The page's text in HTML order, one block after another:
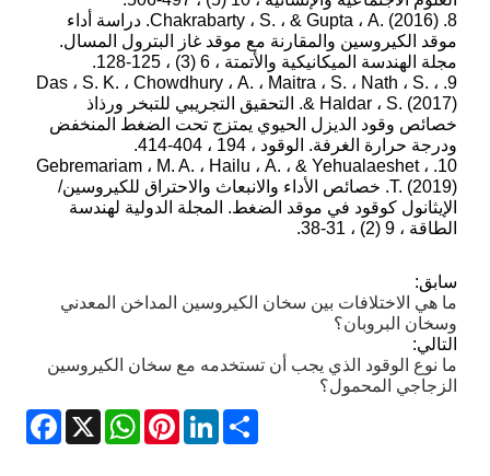
8. Chakrabarty ، S. ، & Gupta ، A. (2016). دراسة أداء
موقد الكيروسين والمقارنة مع موقد غاز البترول المسال.
مجلة الهندسة الميكانيكية والأتمتة ، 6 (3) ، 125-128.
9. Das ، S. K. ، Chowdhury ، A. ، Maitra ، S. ، Nath ، S. ،
& Haldar ، S. (2017). التحقيق التجريبي للتبخر ورذاذ
خصائص وقود الديزل الحيوي يمتزج تحت الضغط المنخفض
ودرجة حرارة الغرفة. الوقود ، 194 ، 404-414.
10. Gebremariam ، M. A. ، Hailu ، A. ، & Yehualaeshet ،
T. (2019). خصائص الأداء والانبعاث والاحتراق للكيروسين/
الإيثانول كوقود في موقد الضغط. المجلة الدولية لهندسة
الطاقة ، 9 (2) ، 31-38.
سابق:
ما هي الاختلافات بين سخان الكيروسين المداخن المعدني
وسخان البروبان؟
التالي:
ما نوع الوقود الذي يجب أن تستخدمه مع سخان الكيروسين
الزجاجي المحمول؟
X
WhatsAppPinterestLinkedInShare